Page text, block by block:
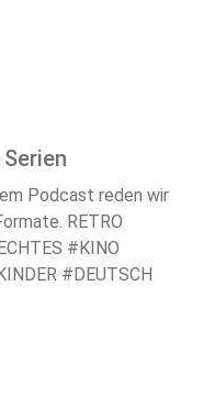
Podcast reden wir
RETRO
#KINO
#DEUTSCH